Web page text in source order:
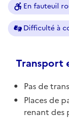
En fauteuil
Difficulté à
Transport
Pas de
Places de
renant des